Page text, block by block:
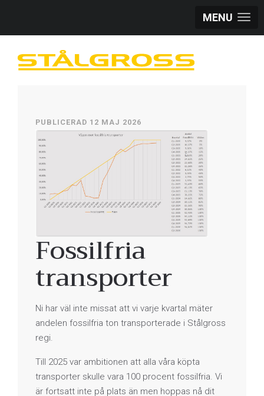
MENU
PUBLICERAD 12 MAJ 2026
Fossilfria
transporter
Ni har väl inte missat att vi varje kvartal mäter
andelen fossilfria ton transporterade i Stålgross
regi.
Till 2025 var ambitionen att alla våra köpta
transporter skulle vara 100 procent fossilfria. Vi
är fortsatt inte på plats än men hoppas nå dit